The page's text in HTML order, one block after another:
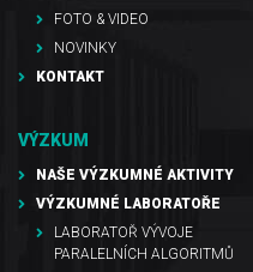
FOTO & VIDEO
NOVINKY
KONTAKT
VÝZKUM
NAŠE VÝZKUMNÉ AKTIVITY
VÝZKUMNÉ LABORATOŘE
LABORATOŘ VÝVOJE
PARALELNÍCH ALGORITMŮ